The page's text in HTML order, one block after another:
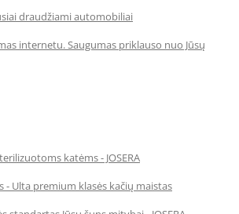
draudžiami automobiliai
internetu. Saugumas priklauso nuo Jūsų
katėms - JOSERA
- Ulta premium klasės kačių maistas